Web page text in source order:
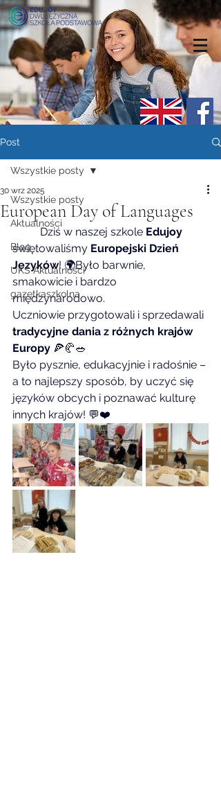
Post
Wszystkie posty
Aktualności
Blog
UKS Aktualności
gazetkaszkolna
Wszystkie posty
European Day of Languages
30 wrz 2025
	Dziś w naszej szkole
Edujoy
świętowaliśmy Europejski Dzień
Języków! 🌍Było barwnie,
smakowicie i bardzo
międzynarodowo.
Uczniowie przygotowali i sprzedawali
tradycyjne dania z różnych krajów
Europy 🍕🥐🥗
Było pysznie, edukacyjnie i radośnie –
a to najlepszy sposób, by uczyć się
języków obcych i poznawać kulturę
innych krajów! 💬❤️